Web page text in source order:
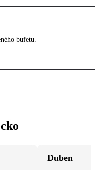
bufetu.
Duben